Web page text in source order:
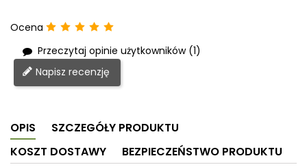
Ocena
Przeczytaj opinie użytkowników (1)
Napisz recenzję
OPIS
SZCZEGÓŁY PRODUKTU
KOSZT DOSTAWY
BEZPIECZEŃSTWO PRODUKTU